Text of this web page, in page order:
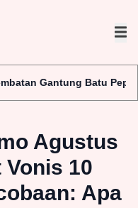
Batu Pepe Rp10
Agustus
10
Apa